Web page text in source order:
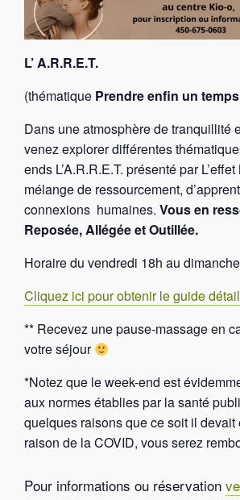
L’ A.R.R.E.T.
(thématique Prendre enfin un
Dans une atmosphère de tranquillité
venez explorer différentes
ends L’A.R.R.E.T. présenté par
mélange de ressourcement,
connexions humaines. Vous en
Reposée, Allégée et Outillée.
Horaire du vendredi 18h au
Cliquez ici pour obtenir le guide
** Recevez une pause-massage en
votre séjour
*Notez que le week-end est
aux normes établies par la santé
quelques raisons que ce soit il devait
raison de la COVID, vous serez
Pour informations ou réservation